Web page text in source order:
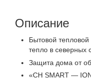
Описание
Бытовой
тепло в северных
Защита дома от
«CH SMART —